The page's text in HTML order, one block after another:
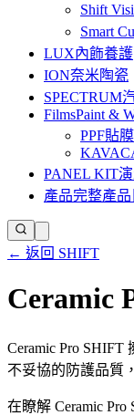
Shift
Smart
LUX內飾養護
ION奈米陶瓷
SPECTRUM
FilmsPaint &
PPF貼
PANEL KIT
產品完整產
← 返回 SHIFT
Ceramic
Ceramic Pro
不妥協的防護品質
在瞭解 Ceramic